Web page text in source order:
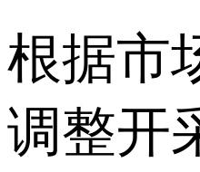
根据市
调整开